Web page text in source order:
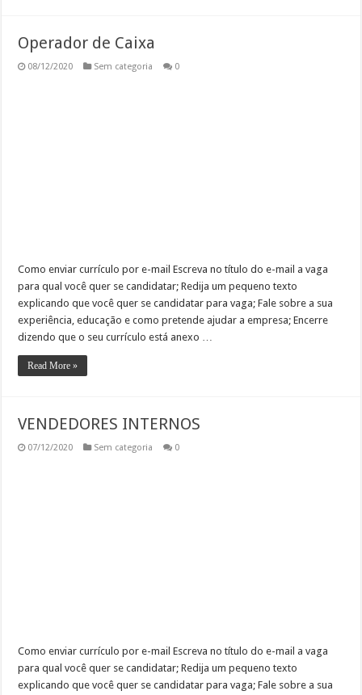
Operador de Caixa
08/12/2020 Sem categoria 0
Como enviar currículo por e-mail Escreva no título do e-mail a vaga
para qual você quer se candidatar; Redija um pequeno texto
explicando que você quer se candidatar para vaga; Fale sobre a sua
experiência, educação e como pretende ajudar a empresa; Encerre
dizendo que o seu currículo está anexo …
Read More »
VENDEDORES INTERNOS
07/12/2020 Sem categoria 0
Como enviar currículo por e-mail Escreva no título do e-mail a vaga
para qual você quer se candidatar; Redija um pequeno texto
explicando que você quer se candidatar para vaga; Fale sobre a sua